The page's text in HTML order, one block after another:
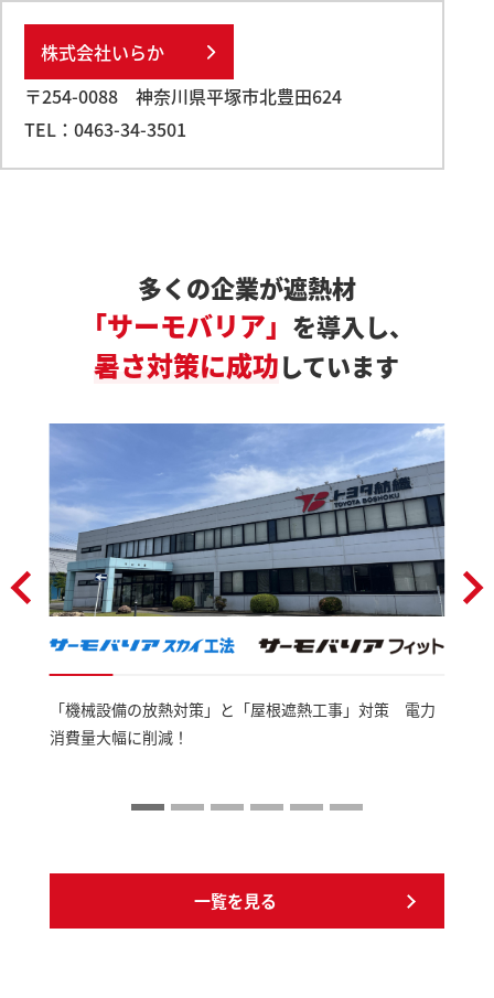
株式会社いらか
〒254-0088 神奈川県平塚市北豊田624
TEL： 0463-34-3501
多くの企業が遮熱材
「サーモバリア」 を導入し、
暑さ対策に成功しています
「機械設備の放熱対策」と「屋根遮熱工事」対策 電力
消費量大幅に削減！
一覧を見る